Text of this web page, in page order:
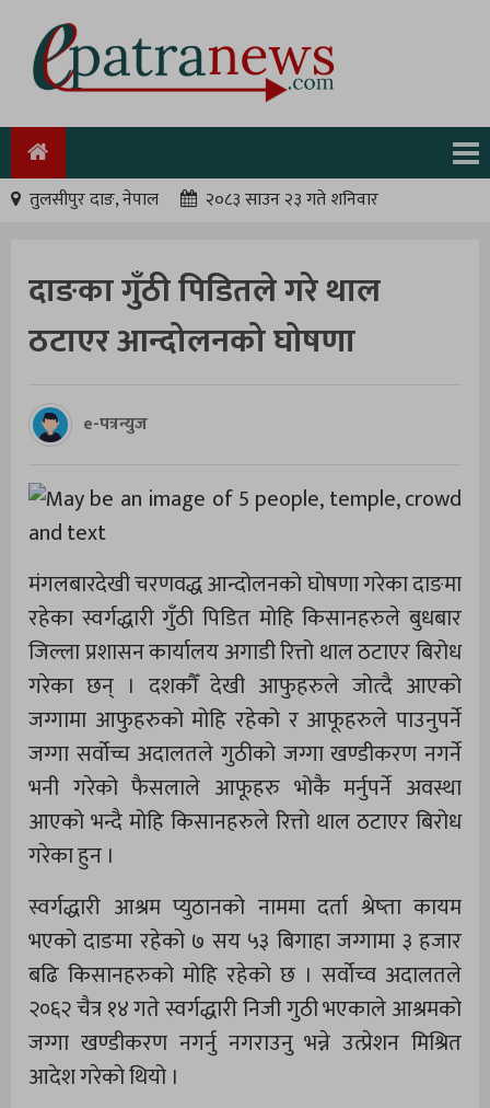
तुलसीपुर दाङ, नेपाल २०८३ साउन २३ गते शनिवार
दाङका गुँठी पिडितले गरे थाल
ठटाएर आन्दोलनको घोषणा
e-पत्रन्युज
मंगलबारदेखी चरणवद्ध आन्दोलनको घोषणा गरेका दाङमा
रहेका स्वर्गद्धारी गुँठी पिडित मोहि किसानहरुले बुधबार
जिल्ला प्रशासन कार्यालय अगाडी रित्तो थाल ठटाएर बिरोध
गरेका छन् । दशकौँ देखी आफुहरुले जोत्दै आएको
जग्गामा आफुहरुको मोहि रहेको र आफूहरुले पाउनुपर्ने
जग्गा सर्वोच्च अदालतले गुठीको जग्गा खण्डीकरण नगर्ने
भनी गरेको फैसलाले आफूहरु भोकै मर्नुपर्ने अवस्था
आएको भन्दै मोहि किसानहरुले रित्तो थाल ठटाएर बिरोध
गरेका हुन ।
स्वर्गद्धारी आश्रम प्युठानको नाममा दर्ता श्रेष्ता कायम
भएको दाङमा रहेको ७ सय ५३ बिगाहा जग्गामा ३ हजार
बढि किसानहरुको मोहि रहेको छ । सर्वोच्व अदालतले
२०६२ चैत्र १४ गते स्वर्गद्धारी निजी गुठी भएकाले आश्रमको
जग्गा खण्डीकरण नगर्नु नगराउनु भन्ने उत्प्रेशन मिश्रित
आदेश गरेको थियो ।